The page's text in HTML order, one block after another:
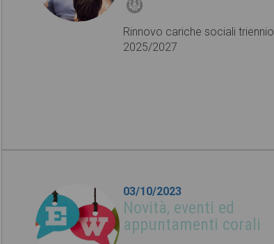
Rinnovo cariche sociali triennio
2025/2027
03/10/2023
Novità, eventi ed
appuntamenti corali